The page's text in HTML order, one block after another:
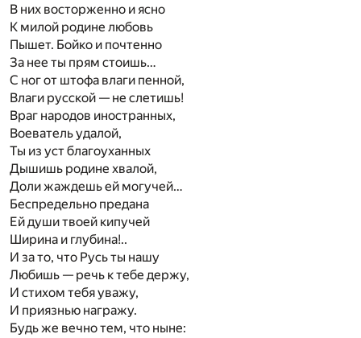
В них восторженно и ясно
К милой родине любовь
Пышет. Бойко и почтенно
За нее ты прям стоишь…
С ног от штофа влаги пенной,
Влаги русской — не слетишь!
Враг народов иностранных,
Воеватель удалой,
Ты из уст благоуханных
Дышишь родине хвалой,
Доли жаждешь ей могучей…
Беспредельно предана
Ей души твоей кипучей
Ширина и глубина!..
И за то, что Русь ты нашу
Любишь — речь к тебе держу,
И стихом тебя уважу,
И приязнью награжу.
Будь же вечно тем, что ныне: